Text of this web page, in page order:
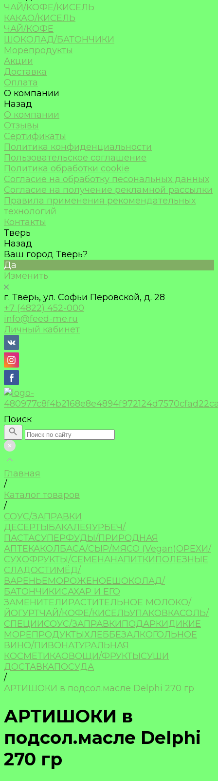
ЧАЙ/КОФЕ/КИСЕЛЬ
КАКАО/КИСЕЛЬ
ЧАЙ/КОФЕ
ШОКОЛАД/БАТОНЧИКИ
Морепродукты
Акции
Доставка
Оплата
О компании
Назад
О компании
Отзывы
Сертификаты
Политика конфиденциальности
Пользовательское соглашение
Политика обработки cookie
Согласие на обработку песональных данных
Согласие на получение рекламной рассылки
Правила применения рекомендательных
технологий
Контакты
Тверь
Назад
Ваш город Тверь?
Да
Изменить
г. Тверь, ул. Софьи Перовской, д. 28
+7 (4822) 452-000
info@feed-me.ru
Личный кабинет
Поиск
Главная
/
Каталог товаров
/
СОУС/ЗАПРАВКИ
ДЕСЕРТЫБАКАЛЕЯУРБЕЧ/
ПАСТАСУПЕРФУДЫ/ПРИРОДНАЯ
АПТЕКАКОЛБАСА/СЫР/МЯСО (Vegan)ОРЕХИ/
СУХОФРУКТЫ/СЕМЕНАНАПИТКИПОЛЕЗНЫЕ
СЛАДОСТИМЁД/
ВАРЕНЬЕМОРОЖЕНОЕШОКОЛАД/
БАТОНЧИКИСАХАР И ЕГО
ЗАМЕНИТЕЛИРАСТИТЕЛЬНОЕ МОЛОКО/
ЙОГУРТЧАЙ/КОФЕ/КИСЕЛЬУПАКОВКАСОЛЬ/
СПЕЦИИСОУС/ЗАПРАВКИПОДАРКИДИКИЕ
МОРЕПРОДУКТЫХЛЕББЕЗАЛКОГОЛЬНОЕ
ВИНО/ПИВОНАТУРАЛЬНАЯ
КОСМЕТИКАОВОЩИ/ФРУКТЫСУШИ
ДОСТАВКАПОСУДА
/
АРТИШОКИ в подсол.масле Delphi 270 гр
АРТИШОКИ в
подсол.масле Delphi
270 гр